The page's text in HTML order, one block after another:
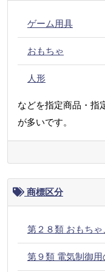
ゲーム用具
おもちゃ
人形
などを指定商品・指
が多いです。
商標区分
第２８類 おもち
第９類 電気制御